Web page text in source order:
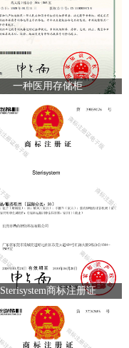
一种医用存储柜
Sterisystem商标注册证